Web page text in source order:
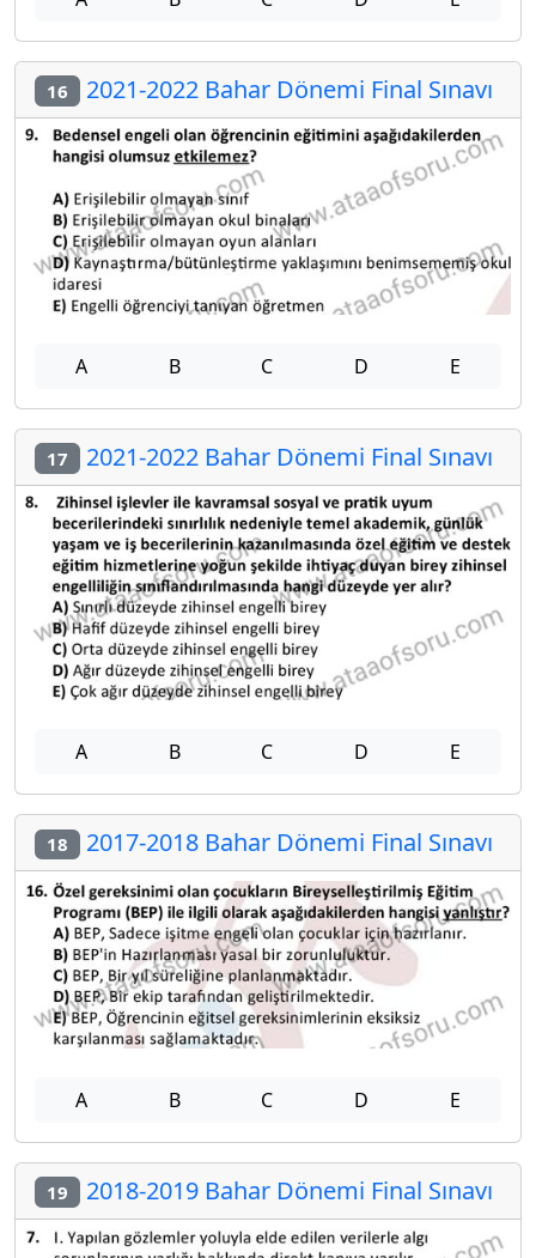
16 2021-2022 Bahar Dönemi Final Sınavı
A B C D E
17 2021-2022 Bahar Dönemi Final Sınavı
A B C D E
18 2017-2018 Bahar Dönemi Final Sınavı
A B C D E
19 2018-2019 Bahar Dönemi Final Sınavı